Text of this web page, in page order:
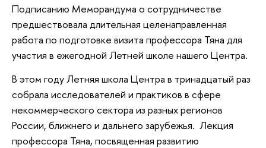
Подписанию Меморандума о сотрудничестве
предшествовала длительная целенаправленная
работа по подготовке визита профессора Тяна для
участия в ежегодной Летней школе нашего Центра.
В этом году Летняя школа Центра в тринадцатый раз
собрала исследователей и практиков в сфере
некоммерческого сектора из разных регионов
России, ближнего и дальнего зарубежья. Лекция
профессора Тяна, посвященная развитию